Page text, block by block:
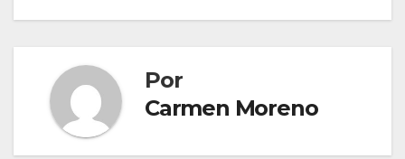
Por
Carmen Moreno